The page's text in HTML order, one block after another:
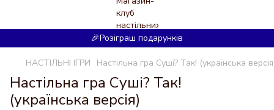
🎉Розіграш подарунків
НАСТІЛЬНІ ІГРИ Настільна гра Суші? Так! (українська
Настільна гра Суші? Так!
(українська версія)